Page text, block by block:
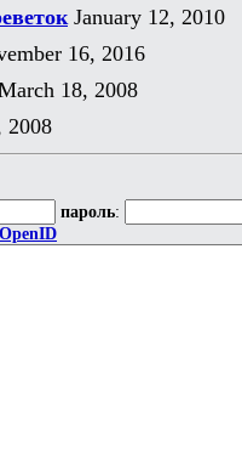
January 12, 2010
16, 2016
18, 2008
2008
пароль: